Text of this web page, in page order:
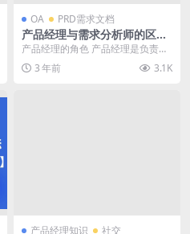
OA PRD需求文档
产品经理与需求分析师的区别
(产品经理与需求分析师的区
别)
产品经理的角色 产品经理是负责产
品从概念到开发再到上市的全过
程。他们需要了解市场...
3 年前 3.1K
产品经理知识 社交